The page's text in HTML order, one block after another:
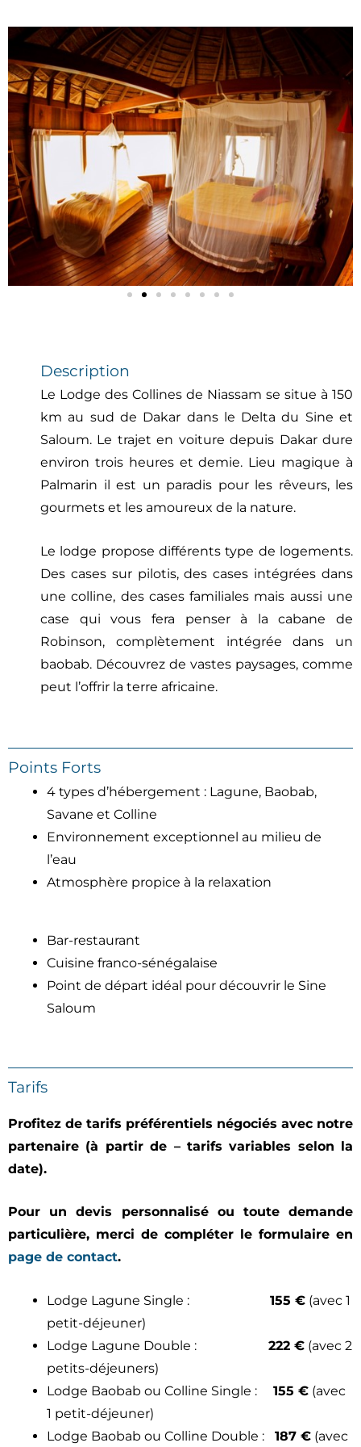
Description
Le Lodge des Collines de Niassam se situe à 150
km au sud de Dakar dans le Delta du Sine et
Saloum. Le trajet en voiture depuis Dakar dure
environ trois heures et demie. Lieu magique à
Palmarin il est un paradis pour les rêveurs, les
gourmets et les amoureux de la nature.
Le lodge propose différents type de logements.
Des cases sur pilotis, des cases intégrées dans
une colline, des cases familiales mais aussi une
case qui vous fera penser à la cabane de
Robinson, complètement intégrée dans un
baobab. Découvrez de vastes paysages, comme
peut l’offrir la terre africaine.
Points Forts
4 types d’hébergement : Lagune, Baobab,
Savane et Colline
Environnement exceptionnel au milieu de
l’eau
Atmosphère propice à la relaxation
Bar-restaurant
Cuisine franco-sénégalaise
Point de départ idéal pour découvrir le Sine
Saloum
Tarifs
Profitez de tarifs préférentiels négociés avec notre
partenaire (à partir de – tarifs variables selon la
date).
Pour un devis personnalisé ou toute demande
particulière, merci de compléter le formulaire en
page de contact.
Lodge Lagune Single : 155 € (avec 1
petit-déjeuner)
Lodge Lagune Double :
222 € (avec 2
petits-déjeuners)
Lodge Baobab ou Colline Single : 155 € (avec
1 petit-déjeuner)
Lodge Baobab ou Colline Double :
187 € (avec